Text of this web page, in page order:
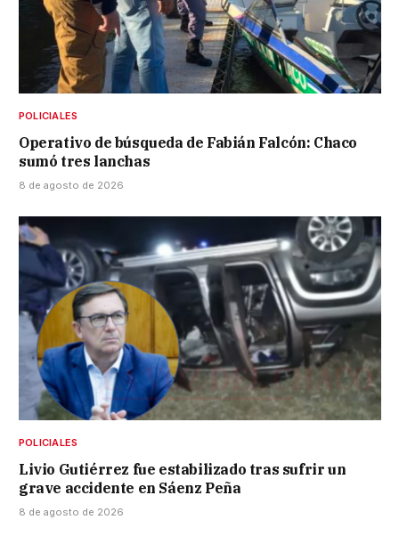
POLICIALES
Operativo de búsqueda de Fabián Falcón: Chaco
sumó tres lanchas
8 de agosto de 2026
POLICIALES
Livio Gutiérrez fue estabilizado tras sufrir un
grave accidente en Sáenz Peña
8 de agosto de 2026